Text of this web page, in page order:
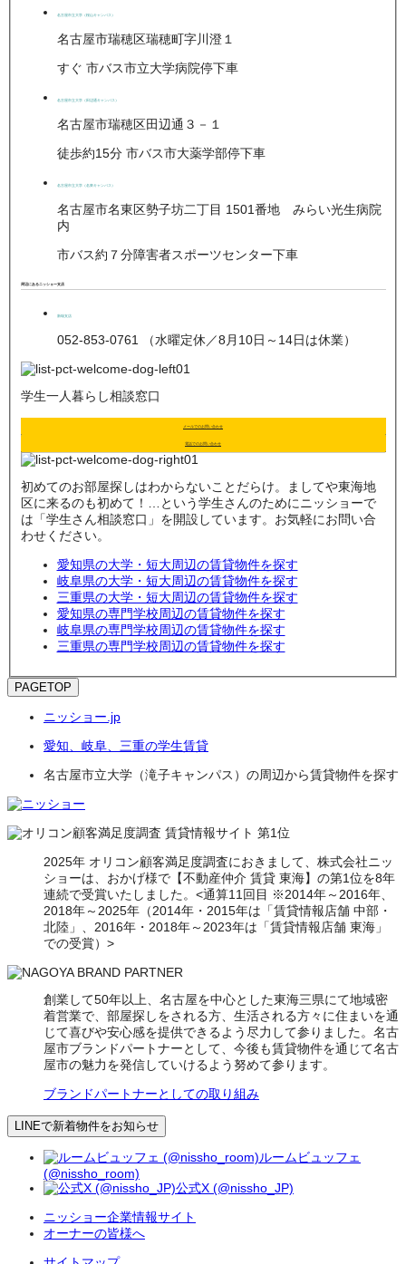
名古屋市立大学（桜山キャンパス）
名古屋市瑞穂区瑞穂町字川澄１
すぐ 市バス市立大学病院停下車
名古屋市立大学（田辺通キャンパス）
名古屋市瑞穂区田辺通３－１
徒歩約15分 市バス市大薬学部停下車
名古屋市立大学（名東キャンパス）
名古屋市名東区勢子坊二丁目 1501番地 みらい光生病院
内
市バス約７分障害者スポーツセンター下車
周辺にあるニッショー支店
新瑞支店
052-853-0761 （水曜定休／8月10日～14日は休業）
学生一人暮らし相談窓口
メールでのお問い合わせ
電話でのお問い合わせ
初めてのお部屋探しはわからないことだらけ。ましてや東海地
区に来るのも初めて！…という学生さんのためにニッショーで
は「学生さん相談窓口」を開設しています。お気軽にお問い合
わせください。
愛知県の大学・短大周辺の賃貸物件を探す
岐阜県の大学・短大周辺の賃貸物件を探す
三重県の大学・短大周辺の賃貸物件を探す
愛知県の専門学校周辺の賃貸物件を探す
岐阜県の専門学校周辺の賃貸物件を探す
三重県の専門学校周辺の賃貸物件を探す
PAGETOP
ニッショー.jp
愛知、岐阜、三重の学生賃貸
名古屋市立大学（滝子キャンパス）の周辺から賃貸物件を探す
2025年 オリコン顧客満足度調査におきまして、株式会社ニッ
ショーは、おかげ様で【不動産仲介 賃貸 東海】の第1位を8年
連続で受賞いたしました。<通算11回目 ※2014年～2016年、
2018年～2025年（2014年・2015年は「賃貸情報店舗 中部・
北陸」、2016年・2018年～2023年は「賃貸情報店舗 東海」
での受賞）>
創業して50年以上、名古屋を中心とした東海三県にて地域密
着営業で、部屋探しをされる方、生活される方々に住まいを通
じて喜びや安心感を提供できるよう尽力して参りました。名古
屋市ブランドパートナーとして、今後も賃貸物件を通じて名古
屋市の魅力を発信していけるよう努めて参ります。
ブランドパートナーとしての取り組み
LINEで新着物件をお知らせ
ルームビュッフェ
(@nissho_room)
公式X (@nissho_JP)
ニッショー企業情報サイト
オーナーの皆様へ